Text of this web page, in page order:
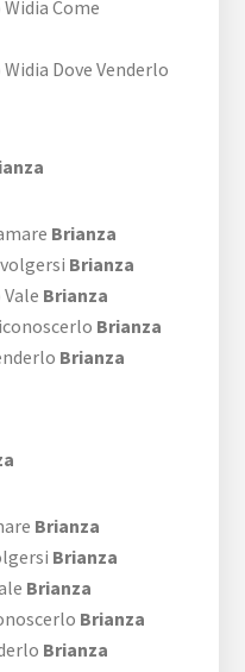
Come
Dove Venderlo
Brianza
Brianza
Brianza
Brianza
Brianza
Brianza
Brianza
Brianza
Brianza
Brianza